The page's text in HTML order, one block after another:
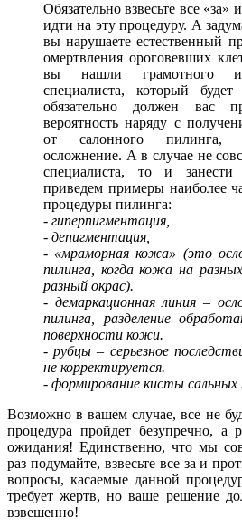
Обязательно взвесьте все
идти на эту процедуру. А
вы нарушаете естественный
омертвления ороговевших
вы нашли грамотного и
специалиста, который
обязательно должен вас
вероятность наряду с
от салонного пилинга,
осложнение. А в случае не
специалиста, то и
приведем примеры наиболее
процедуры пилинга:
- гиперпигментация,
- депигментация,
- «мраморная кожа» (это
пилинга, когда кожа на
разный окрас).
- демаркационная линия –
пилинга, разделение
поверхности кожи.
- рубцы – серьезное
не корректируется.
- формирование кисты сальных
Возможно в вашем случае, все не
процедура пройдет безупречно, а
ожидания! Единственно, что мы
раз подумайте, взвесьте все за и
вопросы, касаемые данной
требует жертв, но ваше решение
взвешенно!